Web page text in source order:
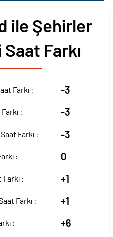
ile Şehirler
Farkı
Farkı : -3
: -3
Farkı : -3
: 0
: +1
Farkı : +1
: +6